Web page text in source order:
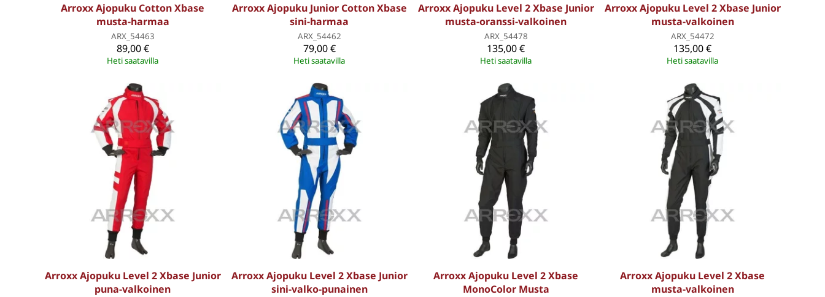
Arroxx Ajopuku Cotton Xbase
musta-harmaa
ARX_54463
89,00 €
Heti saatavilla
Arroxx Ajopuku Junior Cotton Xbase
sini-harmaa
ARX_54462
79,00 €
Heti saatavilla
Arroxx Ajopuku Level 2 Xbase Junior
musta-oranssi-valkoinen
ARX_54478
135,00 €
Heti saatavilla
Arroxx Ajopuku Level 2 Xbase Junior
musta-valkoinen
ARX_54472
135,00 €
Heti saatavilla
Arroxx Ajopuku Level 2 Xbase Junior
puna-valkoinen
Arroxx Ajopuku Level 2 Xbase Junior
sini-valko-punainen
Arroxx Ajopuku Level 2 Xbase
MonoColor Musta
Arroxx Ajopuku Level 2 Xbase
musta-valkoinen